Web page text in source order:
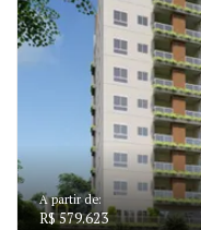
A partir de:
R$ 579.623